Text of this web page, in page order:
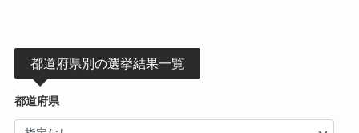
都道府県別の選挙結果一覧
都道府県